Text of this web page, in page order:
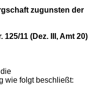
zugunsten der
11 (Dez. III, Amt 20)
wie folgt beschließt: